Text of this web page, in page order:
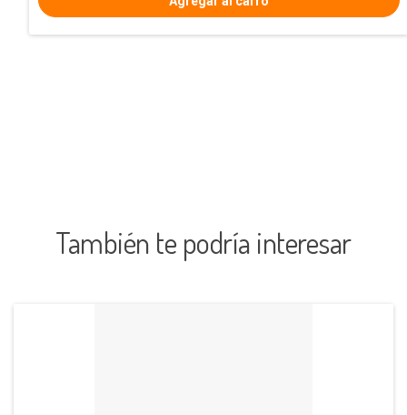
También te podría interesar